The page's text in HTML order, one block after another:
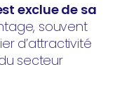
exclue de sa
souvent
d’attractivité
secteur